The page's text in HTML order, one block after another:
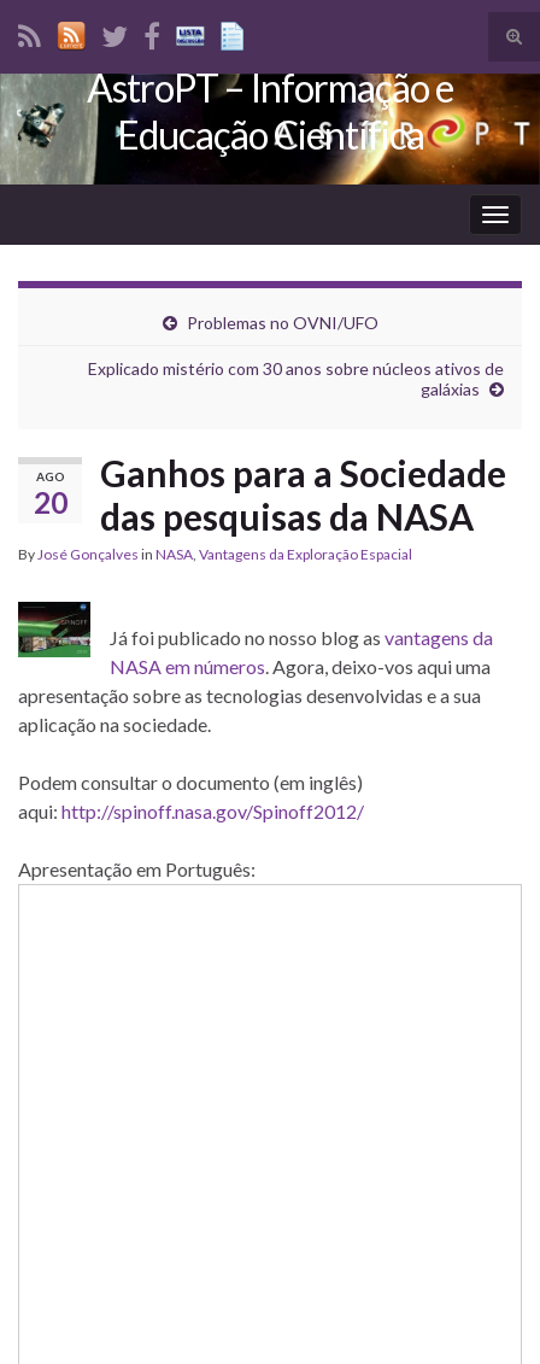
Search for:
AstroPT – Informação e
Educação Científica
Problemas no OVNI/UFO
Explicado mistério com 30 anos sobre núcleos ativos de
galáxias
AGO
20
Ganhos para a Sociedade
das pesquisas da NASA
ByJosé Gonçalves in NASA, Vantagens da Exploração Espacial
Já foi publicado no nosso blog as vantagens da
NASA em números. Agora, deixo-vos aqui uma
apresentação sobre as tecnologias desenvolvidas e a sua
aplicação na sociedade.
Podem consultar o documento (em inglês)
aqui: http://spinoff.nasa.gov/Spinoff2012/
Apresentação em Português: